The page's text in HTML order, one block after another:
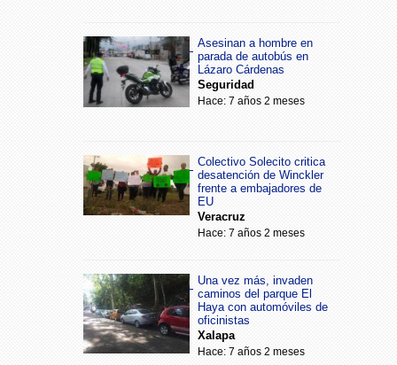
Asesinan a hombre en
parada de autobús en
Lázaro Cárdenas
Seguridad
Hace: 7 años 2 meses
Colectivo Solecito critica
desatención de Winckler
frente a embajadores de
EU
Veracruz
Hace: 7 años 2 meses
Una vez más, invaden
caminos del parque El
Haya con automóviles de
oficinistas
Xalapa
Hace: 7 años 2 meses